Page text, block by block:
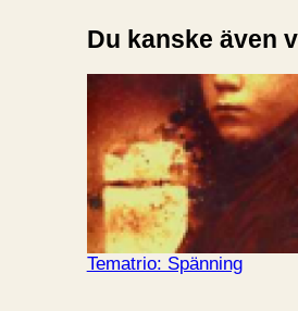
Du kanske även
Tematrio: Spänning